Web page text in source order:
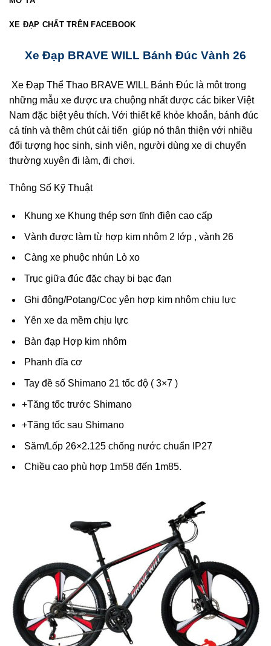
XE ĐẠP CHẤT TRÊN FACEBOOK
Xe Đạp BRAVE WILL Bánh Đúc Vành 26
Xe Đạp Thể Thao BRAVE WILL Bánh Đúc là môt trong
những mẫu xe được ưa chuộng nhất được các biker Việt
Nam đặc biệt yêu thích. Với thiết kế khỏe khoắn, bánh đúc
cá tính và thêm chút cải tiến giúp nó thân thiện với nhiều
đối tượng học sinh, sinh viên, người dùng xe di chuyển
thường xuyên đi làm, đi chơi.
Thông Số Kỹ Thuật
Khung xe Khung thép sơn tĩnh điện cao cấp
Vành được làm từ hợp kim nhôm 2 lớp , vành 26
Càng xe phuộc nhún Lò xo
Trục giữa đúc đặc chạy bi bạc đạn
Ghi đông/Potang/Cọc yên hợp kim nhôm chịu lực
Yên xe da mềm chịu lực
Bàn đạp Hợp kim nhôm
Phanh đĩa cơ
Tay đề số Shimano 21 tốc độ ( 3×7 )
+Tăng tốc trước Shimano
+Tăng tốc sau Shimano
Săm/Lốp 26×2.125 chống nước chuẩn IP27
Chiều cao phù hợp 1m58 đến 1m85.